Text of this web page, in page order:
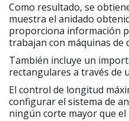
Como resultado, se
muestra el anidado
proporciona información
trabajan con máquinas de
También incluye un
rectangulares a través de
El control de longitud
configurar el sistema de
ningún corte mayor que